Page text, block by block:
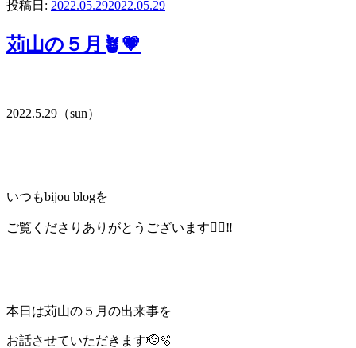
投稿日: 2022.05.292022.05.29
苅山の５月🪴💗
2022.5.29（sun）
いつもbijou blogを
ご覧くださりありがとうございます🙇‍♀️‼︎
本日は苅山の５月の出来事を
お話させていただきます🫡🫧